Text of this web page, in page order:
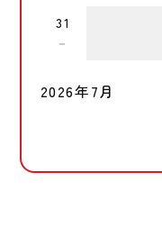
31
－
2026年7月